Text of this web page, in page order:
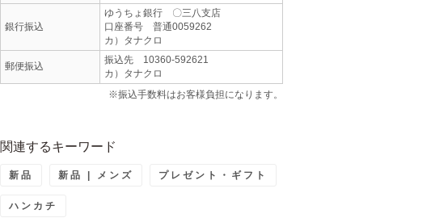
銀行振込
ゆうちょ銀行 〇三八支店
口座番号 普通0059262
カ）タナクロ
郵便振込
振込先 10360-592621
カ）タナクロ
※振込手数料はお客様負担になります。
関連するキーワード
新品 新品 | メンズ プレゼント・ギフト
ハンカチ